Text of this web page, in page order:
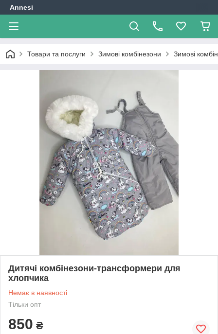
Annesi
Товари та послуги Зимові комбінезони Зимові
Дитячі комбінезони-трансформери для
хлопчика
Немає в наявності
Тільки опт
850 ₴